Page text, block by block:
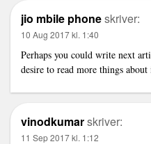
jio mbile phoneskriver:
10 Aug 2017 kl. 1:40
Perhaps you could write next
desire to read more things
vinodkumarskriver:
11 Sep 2017 kl. 1:12